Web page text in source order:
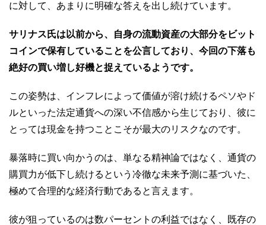
に対して、あまりに明確な答えを出し続けています。
サリナス氏は以前から、自身の流動資産の大部分をビット
コインで保有していることを公言しており、今回の下落も
絶好の買い増し好機と捉えているようです。
この姿勢は、インフレによって価値が溶け続けるペソやド
ルといった法定通貨への深い不信感から生じており、彼に
とっては現金を持つことこそが最大のリスクなのです。
暴落時に買い向かうのは、単なる精神論ではなく、通貨の
購買力が低下し続けるという冷徹な未来予測に基づいた、
極めて合理的な経済行動であると言えます。
彼が狙っているのは数パーセントの利益ではなく、既存の